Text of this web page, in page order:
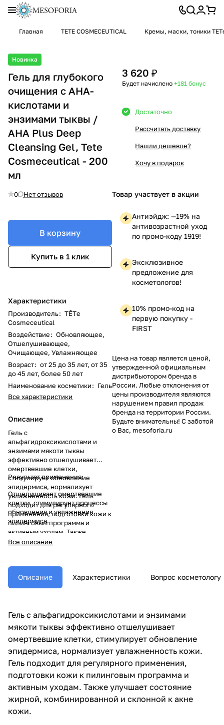
Главная TETE COSMECEUTICAL Кремы, маски, тоники
Новинка
Гель для глубокого
очищения с АНА-
кислотами и
энзимами тыквы /
AHA Plus Deep
Cleansing Gel, Tete
Cosmeceutical - 200
мл
0 Нет отзывов
В корзину
Купить в 1 клик
Характеристики
Производитель: TÊTе
Cosmeceutical
Воздействие: Обновляющее,
Отшелушивающее,
Очищающее, Увлажняющее
Возраст: от 25 до 35 лет, от 35
до 45 лет, более 50 лет
Наименование косметики: Гель
Все характеристики
Описание
Гель с
альфагидроксикислотами и
энзимами мякоти тыквы
эффективно отшелушивает
омертвевшие клетки,
стимулирует обновление
эпидермиса, нормализует
увлажненность кожи. Гель
подходит для регулярного
применения, подготовки кожи к
пилинговым программа и
активным уходам. Также
улучшает состояние жирной,
Результат применения:
Отшелушивает омертвевшие
клетки, стимулирует процессы
обновления и увлажнения
эпидермиса.
Все описание
3 620 ₽
Будет начислено +181 бонус
Достаточно
Рассчитать доставку
Нашли дешевле?
Хочу в подарок
Товар участвует в акции
Антиэйдж: —19% на
антивозрастной уход
по промо-коду 1919!
Эксклюзивное
предложение для
косметологов!
10% промо-код на
первую покупку -
FIRST
Цена на товар является ценой,
утвержденной официальным
дистрибьютором бренда в
России. Любые отклонения от
цены производителя являются
нарушением правил продаж
бренда на территории России.
Будьте внимательны! С заботой
о Вас, mesoforia.ru
Описание Характеристики Вопрос косметологу
Гель с альфагидроксикислотами и энзимами
мякоти тыквы эффективно отшелушивает
омертвевшие клетки, стимулирует обновление
эпидермиса, нормализует увлажненность кожи.
Гель подходит для регулярного применения,
подготовки кожи к пилинговым программа и
активным уходам. Также улучшает состояние
жирной, комбинированной и склонной к акне
кожи.